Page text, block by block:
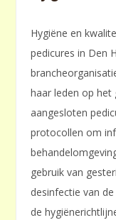
Hygiëne en
pedicures in Den
haar leden op het
aangesloten
protocollen om
gebruik van
desinfectie van
de